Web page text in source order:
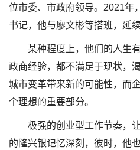
位市委、市政府领导。2021年
书记，他与廖文彬等搭班，延
某种程度上，他们的人生
政商经验，都不满足于现状，
城市变革带来新的可能性，而
个理想的重要部分。
极强的创业型工作节奏，
的隆兴银记忆深刻，彼时，他